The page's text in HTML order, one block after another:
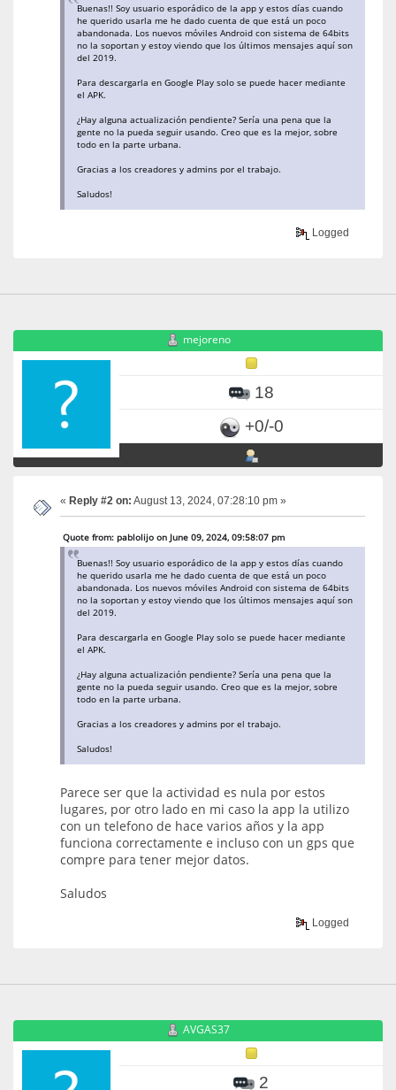
Buenas!! Soy usuario esporádico de la app y estos días cuando
he querido usarla me he dado cuenta de que está un poco
abandonada. Los nuevos móviles Android con sistema de 64bits
no la soportan y estoy viendo que los últimos mensajes aquí son
del 2019.
Para descargarla en Google Play solo se puede hacer mediante
el APK.
¿Hay alguna actualización pendiente? Sería una pena que la
gente no la pueda seguir usando. Creo que es la mejor, sobre
todo en la parte urbana.
Gracias a los creadores y admins por el trabajo.
Saludos!
Logged
mejoreno
18
+0/-0
« Reply #2 on: August 13, 2024, 07:28:10 pm »
Quote from: pablolijo on June 09, 2024, 09:58:07 pm
Buenas!! Soy usuario esporádico de la app y estos días cuando
he querido usarla me he dado cuenta de que está un poco
abandonada. Los nuevos móviles Android con sistema de 64bits
no la soportan y estoy viendo que los últimos mensajes aquí son
del 2019.
Para descargarla en Google Play solo se puede hacer mediante
el APK.
¿Hay alguna actualización pendiente? Sería una pena que la
gente no la pueda seguir usando. Creo que es la mejor, sobre
todo en la parte urbana.
Gracias a los creadores y admins por el trabajo.
Saludos!
Parece ser que la actividad es nula por estos
lugares, por otro lado en mi caso la app la utilizo
con un telefono de hace varios años y la app
funciona correctamente e incluso con un gps que
compre para tener mejor datos.
Saludos
Logged
AVGAS37
2